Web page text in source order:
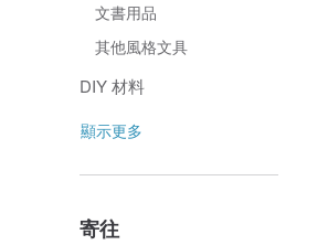
文書用品
其他風格文具
DIY 材料
顯示更多
寄往